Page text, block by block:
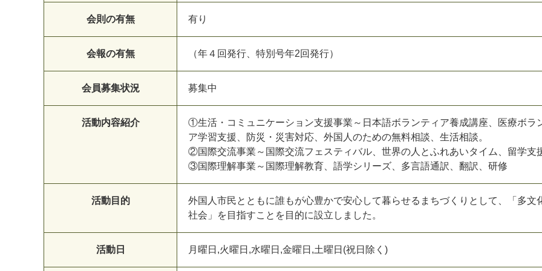
会則の有無 有り
会報の有無 （年４回発行、特別号年2回発行）
会員募集状況 募集中
活動内容紹介
①生活・コミュニケーション支援事業～日本語ボランティア養成講座、医療ボラ
ア学習支援、防災・災害対応、外国人のための無料相談、生活相談。
②国際交流事業～国際交流フェスティバル、世界の人とふれあいタイム、留学支
③国際理解事業～国際理解教育、語学シリーズ、多言語通訳、翻訳、研修
活動目的
外国人市民とともに誰もが心豊かで安心して暮らせるまちづくりとして、「多文
社会」を目指すことを目的に設立しました。
活動日 月曜日,火曜日,水曜日,金曜日,土曜日(祝日除く)